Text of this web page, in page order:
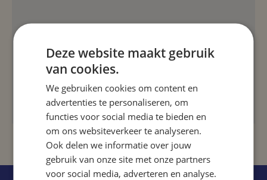
Deze website maakt gebruik
van cookies.
We gebruiken cookies om content en
advertenties te personaliseren, om
functies voor social media te bieden en
om ons websiteverkeer te analyseren.
Ook delen we informatie over jouw
gebruik van onze site met onze partners
voor social media, adverteren en analyse.